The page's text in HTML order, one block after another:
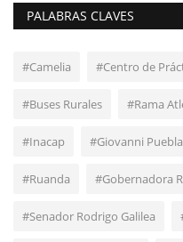
PALABRAS CLAVES
#Camelia #Centro de
#Buses Rurales #Rama
#Inacap #Giovanni Puebla
#Ruanda #Gobernadora
#Senador Rodrigo Galilea